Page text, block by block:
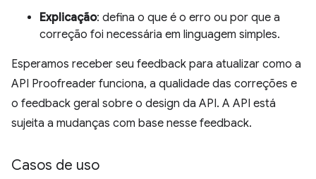
Explicação: defina o que é o erro ou por que a
correção foi necessária em linguagem simples.
Esperamos receber seu feedback para atualizar como a
API Proofreader funciona, a qualidade das correções e
o feedback geral sobre o design da API. A API está
sujeita a mudanças com base nesse feedback.
Casos de uso